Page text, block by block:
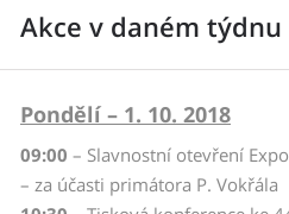
Akce v daném týdnu
Pondělí – 1. 10. 2018
09:00 – Slavnostní otevření
– za účasti primátora P. Vokřála